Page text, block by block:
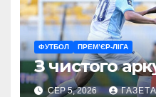
ФУТБОЛ ПРЕМ’ЄР-ЛІГА
З чистого
СЕР 5, 2026